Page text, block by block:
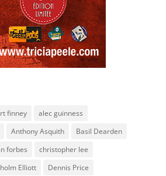
finney
alec guinness
Anthony Asquith
Basil Dearden
forbes
christopher lee
Elliott
Dennis Price